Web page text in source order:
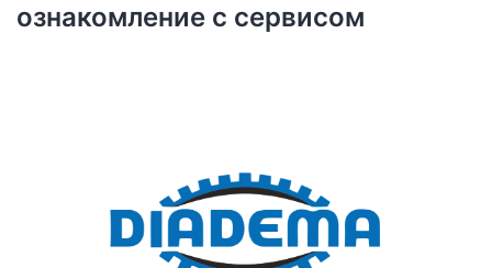
ознакомление с сервисом